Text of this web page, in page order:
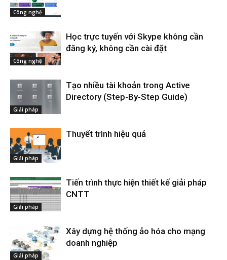
Công nghệ
Công nghệ
Học trực tuyến với Skype không cần
đăng ký, không cần cài đặt
Giải pháp
Tạo nhiều tài khoản trong Active
Directory (Step-By-Step Guide)
Giải pháp
Thuyết trình hiệu quả
Giải pháp
Tiến trình thực hiện thiết kế giải pháp
CNTT
Giải pháp
Xây dựng hệ thống ảo hóa cho mạng
doanh nghiệp